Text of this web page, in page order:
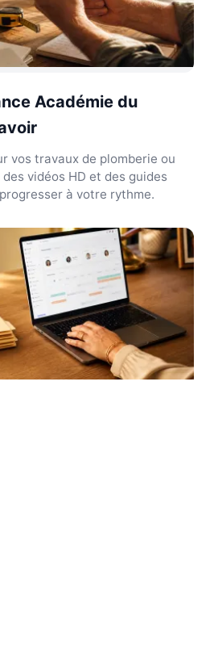
Académie du
vos travaux de plomberie ou
vidéos HD et des guides
à votre rythme.